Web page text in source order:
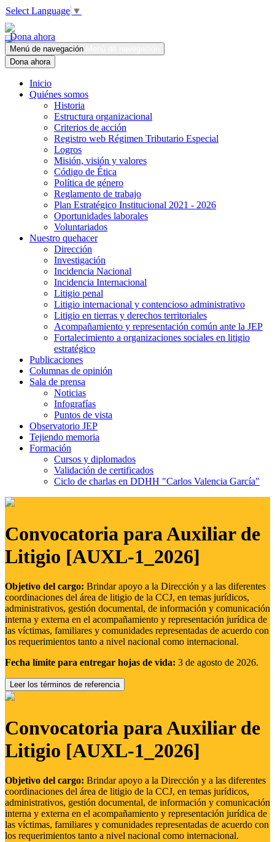
Select Language ▼
Dona ahora
Menú de navegación
Dona ahora
Inicio
Quiénes somos
Historia
Estructura organizacional
Criterios de acción
Registro web Régimen Tributario Especial
Logros
Misión, visión y valores
Código de Ética
Política de género
Reglamento de trabajo
Plan Estratégico Institucional 2021 - 2026
Oportunidades laborales
Voluntariados
Nuestro quehacer
Dirección
Investigación
Incidencia Nacional
Incidencia Internacional
Litigio penal
Litigio internacional y contencioso administrativo
Litigio en tierras y derechos territoriales
Acompañamiento y representación común ante la JEP
Fortalecimiento a organizaciones sociales en litigio
estratégico
Publicaciones
Columnas de opinión
Sala de prensa
Noticias
Infografías
Puntos de vista
Observatorio JEP
Tejiendo memoria
Formación
Cursos y diplomados
Validación de certificados
Ciclo de charlas en DDHH "Carlos Valencia García"
Convocatoria para Auxiliar de
Litigio [AUXL-1_2026]
Objetivo del cargo: Brindar apoyo a la Dirección y a las diferentes
coordinaciones del área de litigio de la CCJ, en temas jurídicos,
administrativos, gestión documental, de información y comunicación
interna y externa en el acompañamiento y representación jurídica de
las víctimas, familiares y comunidades representadas de acuerdo con
los requerimientos tanto a nivel nacional como internacional.
Fecha límite para entregar hojas de vida: 3 de agosto de 2026.
Leer los términos de referencia
Convocatoria para Auxiliar de
Litigio [AUXL-1_2026]
Objetivo del cargo: Brindar apoyo a la Dirección y a las diferentes
coordinaciones del área de litigio de la CCJ, en temas jurídicos,
administrativos, gestión documental, de información y comunicación
interna y externa en el acompañamiento y representación jurídica de
las víctimas, familiares y comunidades representadas de acuerdo con
los requerimientos tanto a nivel nacional como internacional.